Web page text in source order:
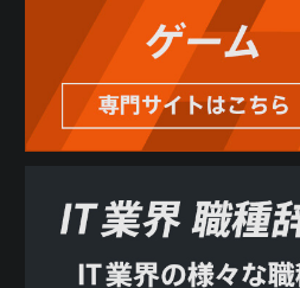
当しないことを確約するものとし
(1) 反社会的勢力が経営を支配し
有すること
(2) 反社会的勢力が経営に実質的
る関係を有すること
(3) 自己もしくは第三者の不正の
者に損害を加える目的をもってす
勢力を利用していると認められる
(4) 反社会的勢力に対して資金等
与するなどの関与をしていると認
(5) 役員または経営に実質的に関